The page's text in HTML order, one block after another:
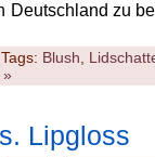
Deutschland zu
Blush,
»
Lipgloss